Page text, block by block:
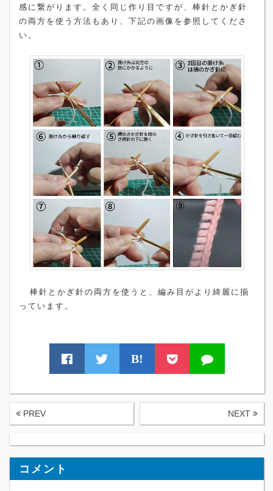
感に繋がります。全く同じ作り目ですが、棒針とかぎ針
の両方を使う方法もあり、下記の画像を参照してくださ
い。
棒針とかぎ針の両方を使うと、編み目がより綺麗に揃
っています。
B!
PREV NEXT
コメント